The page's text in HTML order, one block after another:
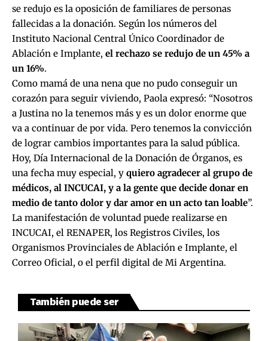
se redujo es la oposición de familiares de personas
fallecidas a la donación. Según los números del
Instituto Nacional Central Único Coordinador de
Ablación e Implante, el rechazo se redujo de un 45% a
un 16%.
Como mamá de una nena que no pudo conseguir un
corazón para seguir viviendo, Paola expresó: “Nosotros
a Justina no la tenemos más y es un dolor enorme que
va a continuar de por vida. Pero tenemos la convicción
de lograr cambios importantes para la salud pública.
Hoy, Día Internacional de la Donación de Órganos, es
una fecha muy especial, y quiero agradecer al grupo de
médicos, al INCUCAI, y a la gente que decide donar en
medio de tanto dolor y dar amor en un acto tan loable”.
La manifestación de voluntad puede realizarse en
INCUCAI, el RENAPER, los Registros Civiles, los
Organismos Provinciales de Ablación e Implante, el
Correo Oficial, o el perfil digital de Mi Argentina.
También puede ser